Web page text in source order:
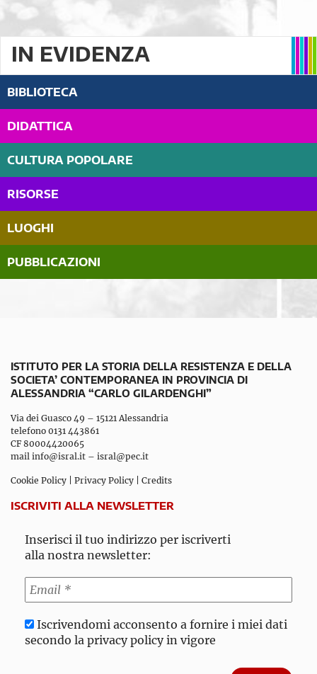
IN EVIDENZA
BIBLIOTECA
DIDATTICA
CULTURA POPOLARE
RISORSE
LUOGHI
PUBBLICAZIONI
ISTITUTO PER LA STORIA DELLA RESISTENZA E DELLA
SOCIETA’ CONTEMPORANEA IN PROVINCIA DI
ALESSANDRIA “CARLO GILARDENGHI”
Via dei Guasco 49 – 15121 Alessandria
telefono 0131 443861
CF 80004420065
mail info@isral.it – isral@pec.it
Cookie Policy Privacy Policy Credits
ISCRIVITI ALLA NEWSLETTER
Inserisci il tuo indirizzo per iscriverti
alla nostra newsletter:
Iscrivendomi acconsento a fornire i miei dati
secondo la privacy policy in vigore